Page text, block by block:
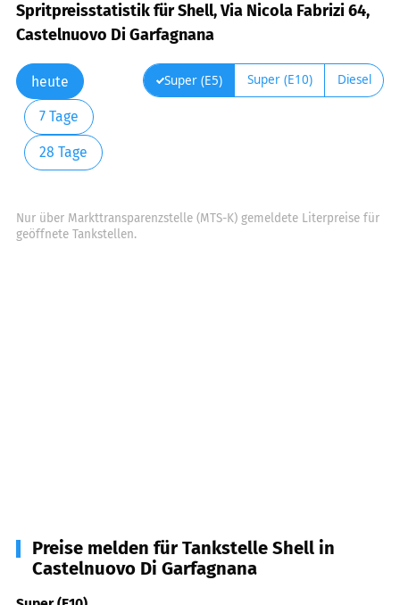
Spritpreisstatistik für Shell, Via Nicola Fabrizi 64,
Castelnuovo Di Garfagnana
heute
7 Tage
28 Tage
Super (E5) Super (E10) Diesel
Nur über Markttransparenzstelle (MTS-K) gemeldete Literpreise für
geöffnete Tankstellen.
Preise melden für Tankstelle Shell in
Castelnuovo Di Garfagnana